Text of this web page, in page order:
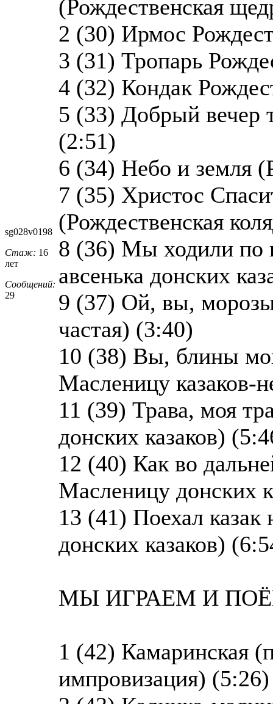
sg028v0198
Стаж: 16
лет
Сообщений:
29
(Рождественская
2 (30) Ирмос
3 (31) Тропарь
4 (32) Кондак
5 (33) Добрый вечер
(2:51)
6 (34) Небо и земля
7 (35) Христос
(Рождественская
8 (36) Мы ходили по
авсенька донских
9 (37) Ой, вы,
частая) (3:40)
10 (38) Вы, блины
Масленицу казаков-
11 (39) Трава, моя
донских казаков)
12 (40) Как во
Масленицу донских
13 (41) Поехал
донских казаков)
МЫ ИГРАЕМ И
1 (42) Камаринская
импровизация) (5:26)